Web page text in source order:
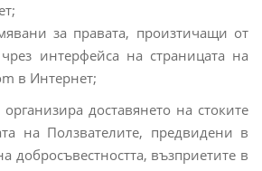
за правата, произтичащи от
интерфейса на страницата на
в Интернет;
доставянето на стоките
на Ползвателите, предвидени в
добросъвестността, възприетите в